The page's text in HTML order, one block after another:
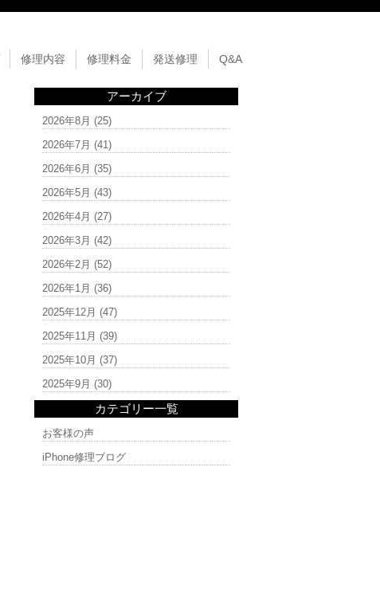
修理内容 修理料金 発送修理 Q&A
アーカイブ
2026年8月 (25)
2026年7月 (41)
2026年6月 (35)
2026年5月 (43)
2026年4月 (27)
2026年3月 (42)
2026年2月 (52)
2026年1月 (36)
2025年12月 (47)
2025年11月 (39)
2025年10月 (37)
2025年9月 (30)
カテゴリー一覧
お客様の声
iPhone修理ブログ